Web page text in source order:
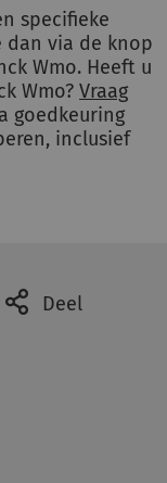
specifieke
dan via de knop
Wmo. Heeft u
Wmo? Vraag
goedkeuring
inclusief
Deel